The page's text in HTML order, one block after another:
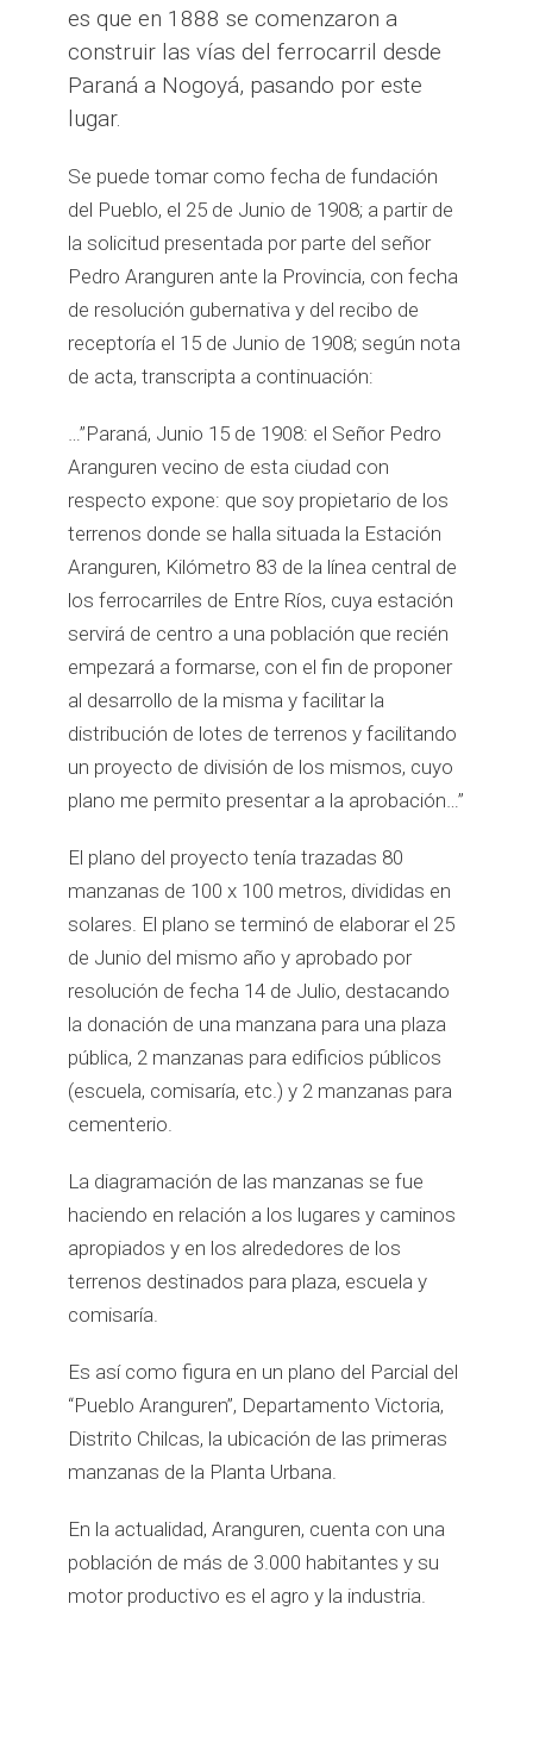
es que en 1888 se comenzaron a
construir las vías del ferrocarril desde
Paraná a Nogoyá, pasando por este
lugar.
Se puede tomar como fecha de fundación
del Pueblo, el 25 de Junio de 1908; a partir de
la solicitud presentada por parte del señor
Pedro Aranguren ante la Provincia, con fecha
de resolución gubernativa y del recibo de
receptoría el 15 de Junio de 1908; según nota
de acta, transcripta a continuación:
…”Paraná, Junio 15 de 1908: el Señor Pedro
Aranguren vecino de esta ciudad con
respecto expone: que soy propietario de los
terrenos donde se halla situada la Estación
Aranguren, Kilómetro 83 de la línea central de
los ferrocarriles de Entre Ríos, cuya estación
servirá de centro a una población que recién
empezará a formarse, con el fin de proponer
al desarrollo de la misma y facilitar la
distribución de lotes de terrenos y facilitando
un proyecto de división de los mismos, cuyo
plano me permito presentar a la aprobación…”
El plano del proyecto tenía trazadas 80
manzanas de 100 x 100 metros, divididas en
solares. El plano se terminó de elaborar el 25
de Junio del mismo año y aprobado por
resolución de fecha 14 de Julio, destacando
la donación de una manzana para una plaza
pública, 2 manzanas para edificios públicos
(escuela, comisaría, etc.) y 2 manzanas para
cementerio.
La diagramación de las manzanas se fue
haciendo en relación a los lugares y caminos
apropiados y en los alrededores de los
terrenos destinados para plaza, escuela y
comisaría.
Es así como figura en un plano del Parcial del
“Pueblo Aranguren”, Departamento Victoria,
Distrito Chilcas, la ubicación de las primeras
manzanas de la Planta Urbana.
En la actualidad, Aranguren, cuenta con una
población de más de 3.000 habitantes y su
motor productivo es el agro y la industria.